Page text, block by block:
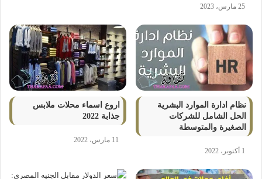
25 مارس، 2023
نظام ادارة الموارد البشرية
الحل الشامل للشركات
الصغيرة والمتوسطة
1 أكتوبر، 2022
اروع اسماء محلات ملابس
جذابة 2022
11 مارس، 2022